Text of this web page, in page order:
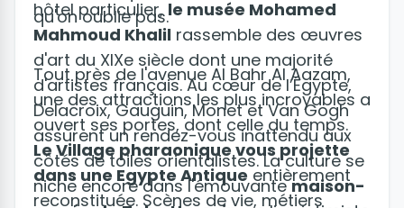
hôtel particulier,le musée Mohamed
Mahmoud Khalil rassemble des œuvres
d'art du XIXe siècle dont une majorité
d'artistes français. Au cœur de l’Égypte,
Delacroix, Gauguin, Monet et Van Gogh
assurent un rendez-vous inattendu aux
côtés de toiles orientalistes. La culture se
niche encore dans l'émouvantemaison-
qu'on oublie pas.
Tout près de l'avenue Al Bahr Al Aazam,
une des attractions les plus incroyables a
ouvert ses portes, dont celle du temps.
Le Village pharaonique vous projette
dans une Egypte Antique entièrement
reconstituée. Scènes de vie, métiers